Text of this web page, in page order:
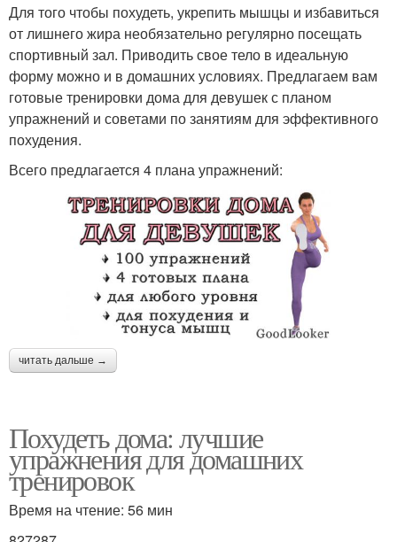
Для того чтобы похудеть, укрепить мышцы и избавиться
от лишнего жира необязательно регулярно посещать
спортивный зал. Приводить свое тело в идеальную
форму можно и в домашних условиях. Предлагаем вам
готовые тренировки дома для девушек с планом
упражнений и советами по занятиям для эффективного
похудения.
Всего предлагается 4 плана упражнений:
читать дальше →
Похудеть дома: лучшие
упражнения для домашних
тренировок
Время на чтение: 56 мин